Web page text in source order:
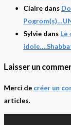
Claire dans
Sylvie dans Le
Laisser un
Merci de créer un
articles.